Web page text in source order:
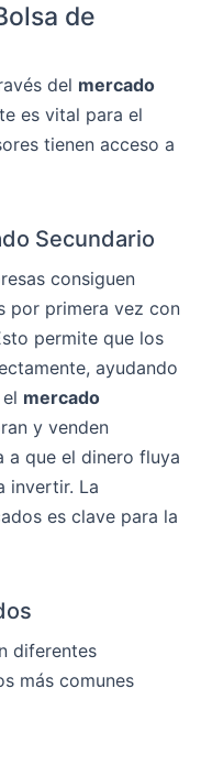
de
del mercado
es vital para el
tienen acceso a
Secundario
consiguen
por primera vez con
permite que los
ayudando
mercado
y venden
a que el dinero fluya
invertir. La
es clave para la
diferentes
más comunes